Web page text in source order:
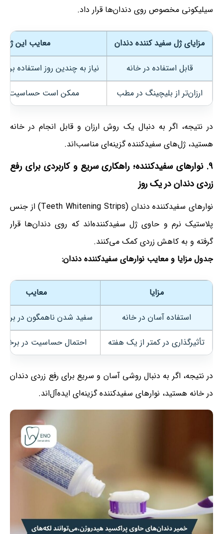
سیلیکونی مخصوص روی دندان‌ها قرار داد.
مزایای ژل سفید کننده دندان
معایب این ژل
قابل استفاده در خانه
نیاز به چندین روز استفاده
ارزان‌تر از بلیچینگ در مطب
ممکن است حساسیت
در نتیجه، اگر به دنبال یک روش ارزان و قابل انجام در خانه
هستید، ژل‌های سفیدکننده گزینه‌ای مناسب‌اند.
۹. نوارهای سفیدکننده؛ راهکاری سریع و کاربردی برای رفع
زردی دندان در یک روز
نوارهای سفیدکننده دندان (Teeth Whitening Strips) از جنس
پلاستیک نرم و حاوی ژل سفیدکننده‌اند که روی دندان‌ها قرار
گرفته و به کاهش زردی کمک می‌کنند.
جدول مزایا و معایب نوارهای سفیدکننده دندان:
مزایا
معایب
استفاده آسان در خانه
سفید شدن ناهمگون در
تأثیرگذاری در کمتر از یک هفته
احتمال حساسیت در برخی
در نتیجه، اگر به دنبال روشی آسان و سریع برای رفع زردی دندان
در خانه هستید، نوارهای سفیدکننده گزینه‌ای ایده‌آل‌اند.